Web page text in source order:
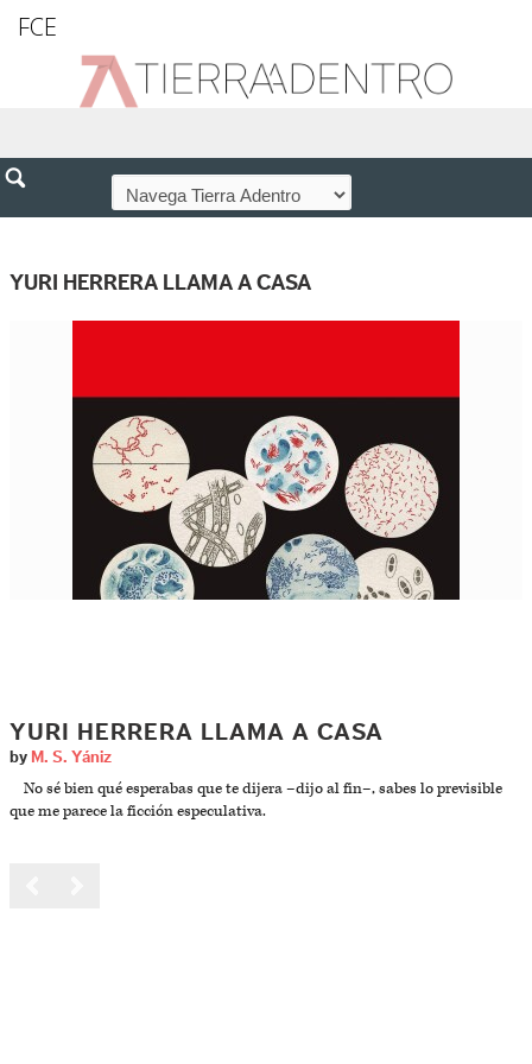
FCE
YURI HERRERA LLAMA A CASA
YURI HERRERA LLAMA A CASA
by M. S. Yániz
No sé bien qué esperabas que te dijera –dijo al fin–, sabes lo previsible
que me parece la ficción especulativa.